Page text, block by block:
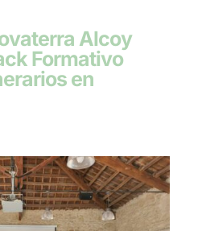
Alcoy
Formativo
en